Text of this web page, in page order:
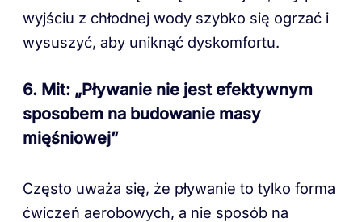
wyjściu z chłodnej wody szybko się ogrzać i
wysuszyć, aby uniknąć dyskomfortu.
6. Mit: „Pływanie nie jest efektywnym
sposobem na budowanie masy
mięśniowej”
Często uważa się, że pływanie to tylko forma
ćwiczeń aerobowych, a nie sposób na